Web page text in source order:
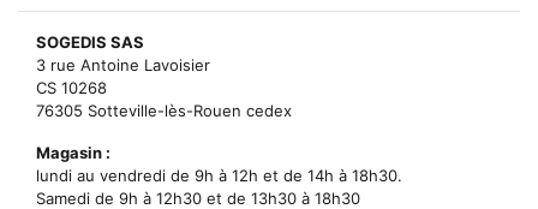
SOGEDIS SAS
3 rue Antoine Lavoisier
CS 10268
76305 Sotteville-lès-Rouen cedex
Magasin :
lundi au vendredi de 9h à 12h et de 14h à 18h30.
Samedi de 9h à 12h30 et de 13h30 à 18h30